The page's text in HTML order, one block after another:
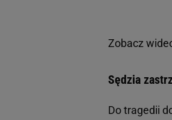
Zobacz
Sędzia
Do tragedii